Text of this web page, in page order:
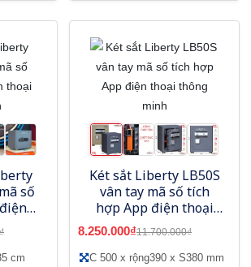
số
cm
Két sắt Liberty LB50S
vân tay mã số tích
hợp App điện thoại
thông minh
8.250.000₫11.700.000₫
C 500 x rộng390 x S380 mm